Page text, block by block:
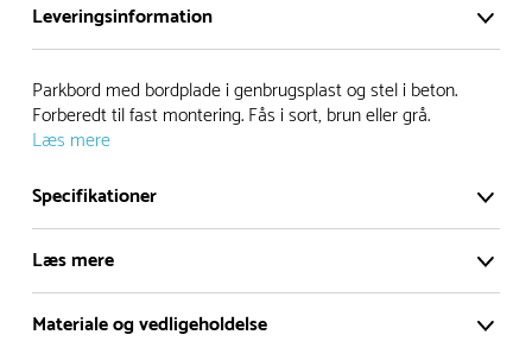
Leveringsinformation
Vi har et stort og effektivt lager på ca. 6.000 kvadratmeter
med mere end 5.000 forskellige produkter på hylderne til
omgående levering.
- Leveringstiden på lagervarer er i Danmark normalt 1-3
hverdage
- Leveringstiden på specialvarer og bestillingsvarer oplyses
ved bestilling
- I tilfælde af restordre vil kundeservice kontakte dig via e-
Parkbord med bordplade i genbrugsplast og stel i beton.
Forberedt til fast montering. Fås i sort, brun eller grå.
Læs mere
Specifikationer
Leveres
Delvis samlet
Læs mere
Materiale og vedligeholdelse